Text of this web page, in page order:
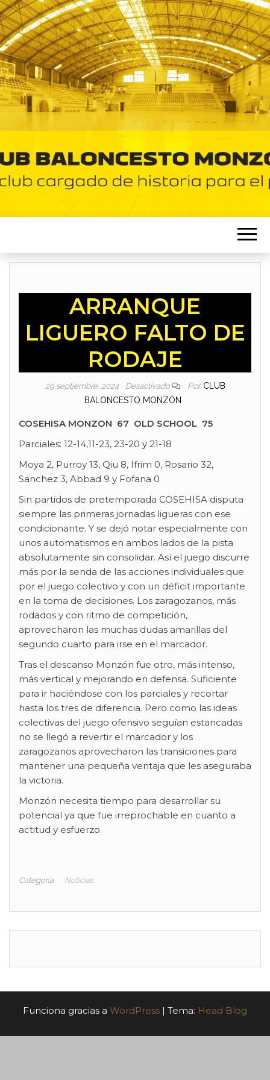
ARRANQUE
LIGUERO FALTO DE
RODAJE
29 septiembre, 2024 Desactivado Por CLUB
BALONCESTO MONZÓN
COSEHISA MONZON 67 OLD SCHOOL 75
Parciales: 12-14,11-23, 23-20 y 21-18
Moya 2, Purroy 13, Qiu 8, Ifrim 0, Rosario 32,
Sanchez 3, Abbad 9 y Fofana 0
Sin partidos de pretemporada COSEHISA disputa
siempre las primeras jornadas ligueras con ese
condicionante. Y se dejó notar especialmente con
unos automatismos en ambos lados de la pista
absolutamente sin consolidar. Así el juego discurre
más por la senda de las acciones individuales que
por el juego colectivo y con un déficit importante
en la toma de decisiones. Los zaragozanos, más
rodados y con ritmo de competición,
aprovecharon las muchas dudas amarillas del
segundo cuarto para irse en el marcador.
Tras el descanso Monzón fue otro, más intenso,
más vertical y mejorando en defensa. Suficiente
para ir haciéndose con los parciales y recortar
hasta los tres de diferencia. Pero como las ideas
colectivas del juego ofensivo seguían estancadas
no se llegó a revertir el marcador y los
zaragozanos aprovecharon las transiciones para
mantener una pequeña ventaja que les aseguraba
la victoria.
Monzón necesita tiempo para desarrollar su
potencial ya que fue irreprochable en cuanto a
actitud y esfuerzo.
Categoría Noticias
Funciona gracias a WordPress | Tema: Head Blog